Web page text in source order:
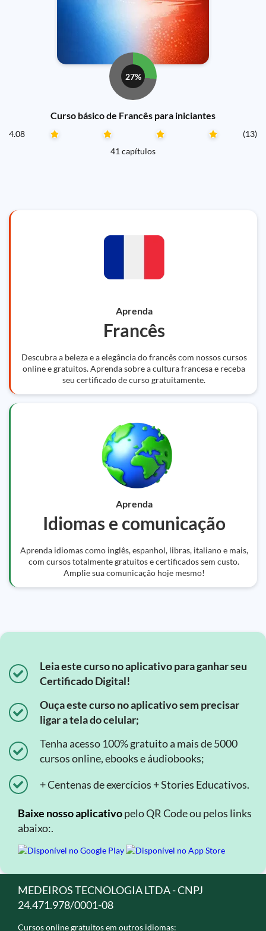
27%
Curso básico de Francês para iniciantes
4.08
(13)
41 capítulos
Aprenda
Francês
Descubra a beleza e a elegância do francês com nossos cursos
online e gratuitos. Aprenda sobre a cultura francesa e receba
seu certificado de curso gratuitamente.
Aprenda
Idiomas e comunicação
Aprenda idiomas como inglês, espanhol, libras, italiano e mais,
com cursos totalmente gratuitos e certificados sem custo.
Amplie sua comunicação hoje mesmo!
Leia este curso no aplicativo para ganhar seu
Certificado Digital!
Ouça este curso no aplicativo sem precisar
ligar a tela do celular;
Tenha acesso 100% gratuito a mais de 5000
cursos online, ebooks e áudiobooks;
+ Centenas de exercícios + Stories Educativos.
Baixe nosso aplicativopelo QR Code ou pelos links
abaixo:.
MEDEIROS TECNOLOGIA LTDA - CNPJ
24.471.978/0001-08
Cursos online gratuitos em outros idiomas: